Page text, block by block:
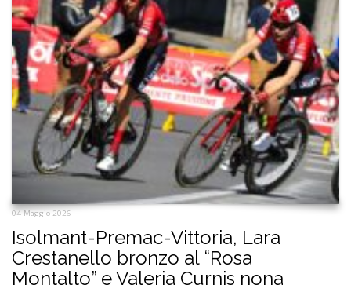
04 Maggio 2026
Isolmant-Premac-Vittoria, Lara
Crestanello bronzo al “Rosa
Montalto” e Valeria Curnis nona